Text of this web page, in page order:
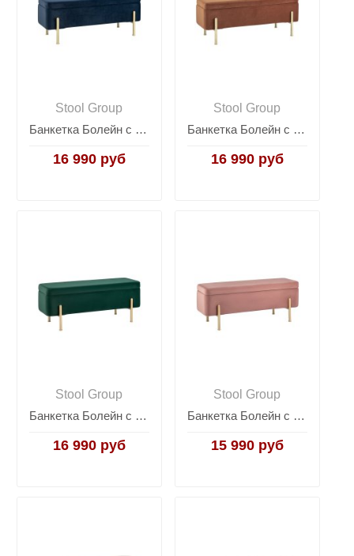
Stool Group
Банкетка Болейн с ящиком велюр синий
16 990 руб
Stool Group
Банкетка Болейн с ящиком велюр терракотовый
16 990 руб
Stool Group
Банкетка Болейн с ящиком велюр зеленый
16 990 руб
Stool Group
Банкетка Болейн с ящиком велюр розовый
15 990 руб